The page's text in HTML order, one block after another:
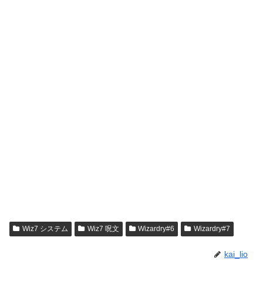
Wiz7 システム Wiz7 呪文 Wizardry#6 Wizardry#7
kai_lio